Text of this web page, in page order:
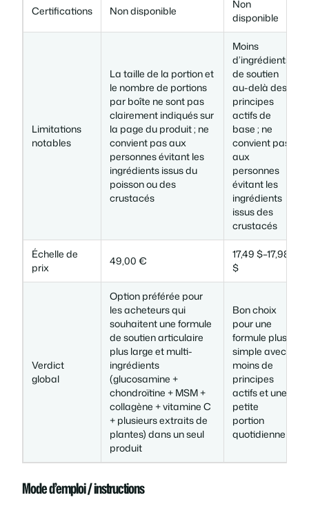
Certifications Non disponible
Non
disponible
Limitations
notables
La taille de la portion et
le nombre de portions
par boîte ne sont pas
clairement indiqués sur
la page du produit ; ne
convient pas aux
personnes évitant les
ingrédients issus du
poisson ou des
crustacés
Moins
d’ingrédients
de soutien
au-delà des
principes
actifs de
base ; ne
convient pas
aux
personnes
évitant les
ingrédients
issus des
crustacés
Échelle de
prix
49,00 €
17,49 $–17,98
$
Verdict
global
Option préférée pour
les acheteurs qui
souhaitent une formule
de soutien articulaire
plus large et multi-
ingrédients
(glucosamine +
chondroïtine + MSM +
collagène + vitamine C
+ plusieurs extraits de
plantes) dans un seul
produit
Bon choix
pour une
formule plus
simple avec
moins de
principes
actifs et une
petite
portion
quotidienne
Mode d’emploi / instructions